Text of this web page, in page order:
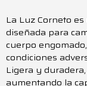
Contacto
La Luz Corneto
diseñada para
cuerpo
condiciones
Ligera y
aumentando la